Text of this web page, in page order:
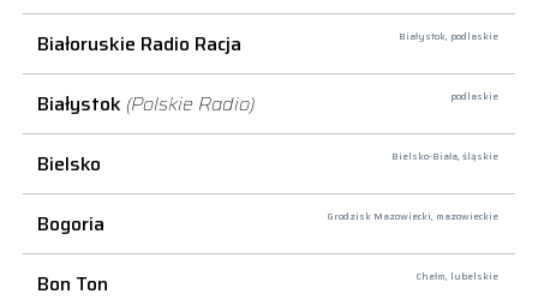
Białoruskie Radio Racja Białystok, podlaskie
Białystok (Polskie Radio) podlaskie
Bielsko Bielsko-Biała, śląskie
Bogoria Grodzisk Mazowiecki, mazowieckie
Bon Ton Chełm, lubelskie